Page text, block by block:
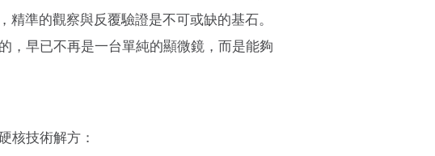
準的觀察與反覆驗證是不可或缺的基石。
，早已不再是一台單純的顯微鏡，而是能夠
核技術解方：